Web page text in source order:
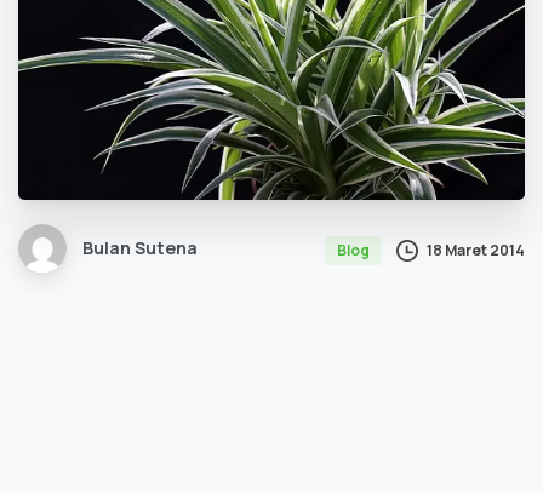
Bulan Sutena Blog 18 Maret 2014